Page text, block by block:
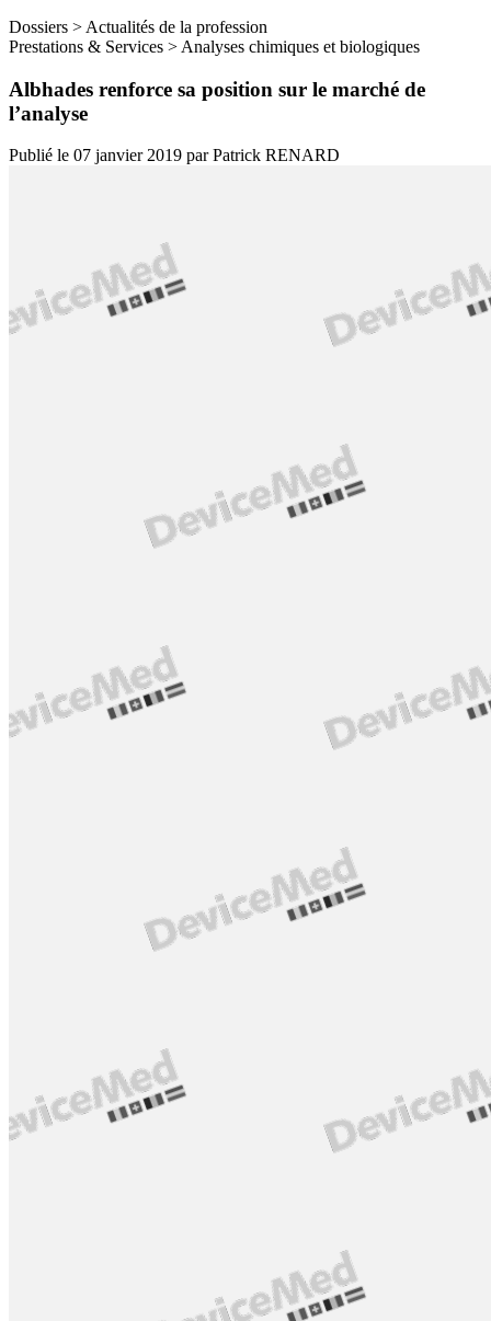
Dossiers > Actualités de la profession
Prestations & Services > Analyses chimiques et biologiques
Albhades renforce sa position sur le marché de
l’analyse
Publié le 07 janvier 2019 parPatrick RENARD